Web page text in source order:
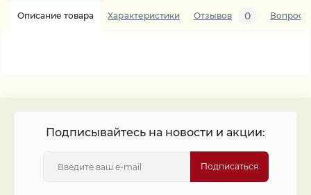
Описание товара Характеристики Отзывов 0 Вопросы
Подписывайтесь на новости и акции:
Подписаться